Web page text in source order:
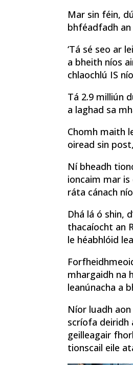
Mar sin féin,
bhféadfadh
‘Tá sé seo ar
a bheith níos
chlaochlú IS
Tá 2.9 milliún
a laghad sa
Chomh maith
oiread sin
Ní bheadh
ioncaim mar
ráta cánach
Dhá lá ó shin,
thacaíocht an
le héabhlóid
mhargaidh na
leanúnacha a
Níor luadh
scríofa deiridh
geilleagair
tionscail eile